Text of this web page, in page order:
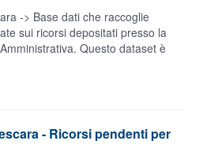
-> Base dati che raccoglie
sui ricorsi depositati presso la
Questo dataset è
- Ricorsi pendenti per